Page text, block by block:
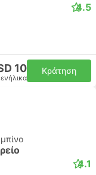
4.5
10 Κράτηση
4.1